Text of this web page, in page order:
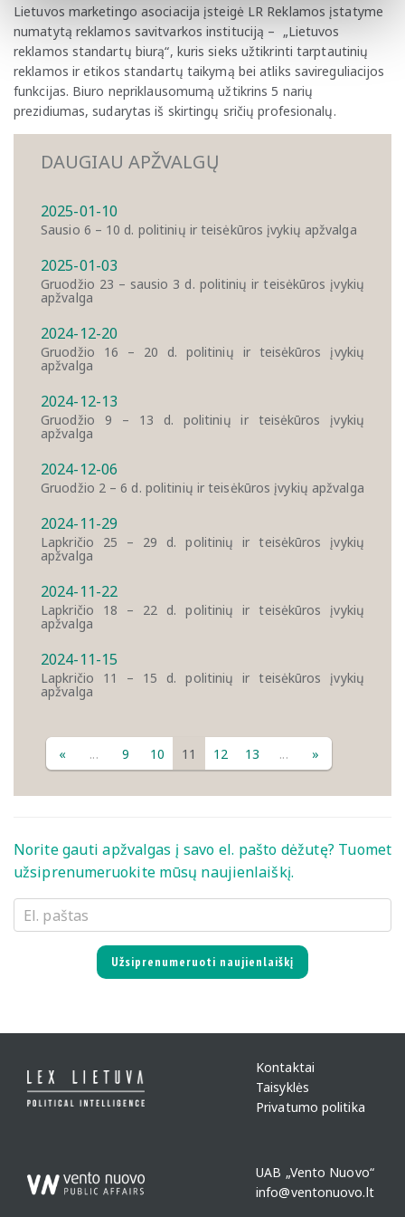
Lietuvos marketingo asociacija įsteigė LR Reklamos įstatyme
numatytą reklamos savitvarkos instituciją – „Lietuvos
reklamos standartų biurą“, kuris sieks užtikrinti tarptautinių
reklamos ir etikos standartų taikymą bei atliks savireguliacijos
funkcijas. Biuro nepriklausomumą užtikrins 5 narių
prezidiumas, sudarytas iš skirtingų sričių profesionalų.
DAUGIAU APŽVALGŲ
2025-01-10
Sausio 6 – 10 d. politinių ir teisėkūros įvykių apžvalga
2025-01-03
Gruodžio 23 – sausio 3 d. politinių ir teisėkūros įvykių
apžvalga
2024-12-20
Gruodžio 16 – 20 d. politinių ir teisėkūros įvykių
apžvalga
2024-12-13
Gruodžio 9 – 13 d. politinių ir teisėkūros įvykių
apžvalga
2024-12-06
Gruodžio 2 – 6 d. politinių ir teisėkūros įvykių apžvalga
2024-11-29
Lapkričio 25 – 29 d. politinių ir teisėkūros įvykių
apžvalga
2024-11-22
Lapkričio 18 – 22 d. politinių ir teisėkūros įvykių
apžvalga
2024-11-15
Lapkričio 11 – 15 d. politinių ir teisėkūros įvykių
apžvalga
« ... 9 10 11 12 13 ... »
Norite gauti apžvalgas į savo el. pašto dėžutę? Tuomet
užsiprenumeruokite mūsų naujienlaiškį.
Užsiprenumeruoti naujienlaiškį
Kontaktai
Taisyklės
Privatumo politika
UAB „Vento Nuovo“
info@ventonuovo.lt